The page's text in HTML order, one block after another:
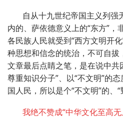
自从十九世纪帝国主义列强
内的、萨依德意义上的“东方”，
各民族人民就受到“西方文明开
种思想和信念的统治，不可自
文章最后点睛之笔，是在说中共
尊重知识分子”、以“不文明”的
国人民，所以是个“不文明”的、“
我绝不赞成“中华文化至高